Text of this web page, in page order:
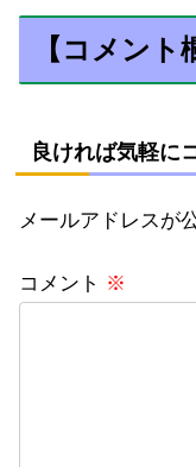
【コメント
良ければ気軽に
メールアドレスが
コメント ※